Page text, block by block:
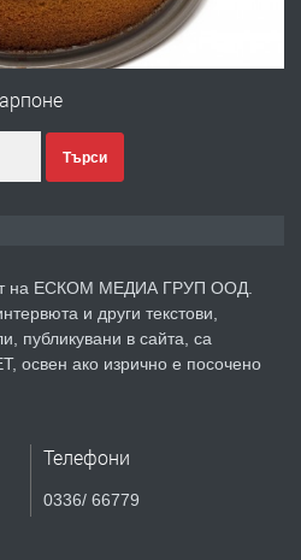
"По стъпките на Ангел
преди 1 година
по Математика
Търси
на ЕСКОМ МЕДИА ГРУП ООД.
и други текстови,
публикувани в сайта, са
освен ако изрично е посочено
Телефони
0336/ 66779